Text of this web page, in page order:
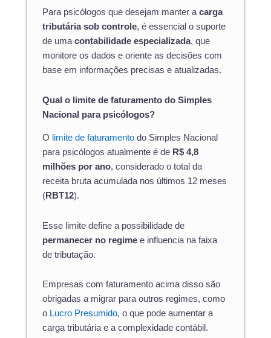
Para psicólogos que desejam manter acarga
tributária sob controle, é essencial o suporte
de umacontabilidade especializada, que
monitore os dados e oriente as decisões com
base em informações precisas e atualizadas.
Qual o limite de faturamento do Simples
Nacional para psicólogos?
O limite de faturamento do Simples Nacional
para psicólogos atualmente é de R$ 4,8
milhões por ano, considerado o total da
receita bruta acumulada nos últimos 12 meses
(RBT12).
Esse limite define a possibilidade de
permanecer no regime e influencia na faixa
de tributação.
Empresas com faturamento acima disso são
obrigadas a migrar para outros regimes, como
o Lucro Presumido, o que pode aumentar a
carga tributária e a complexidade contábil.